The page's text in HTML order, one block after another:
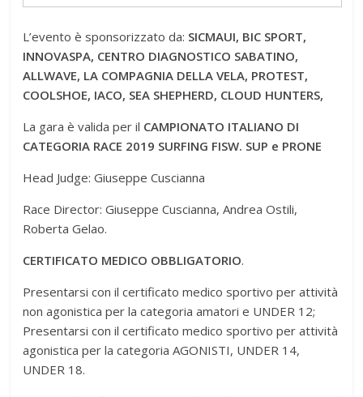
L’evento è sponsorizzato da: SICMAUI, BIC SPORT,
INNOVASPA, CENTRO DIAGNOSTICO SABATINO,
ALLWAVE, LA COMPAGNIA DELLA VELA, PROTEST,
COOLSHOE, IACO, SEA SHEPHERD, CLOUD HUNTERS,
La gara è valida per il CAMPIONATO ITALIANO DI
CATEGORIA RACE 2019 SURFING FISW. SUP e PRONE
Head Judge: Giuseppe Cuscianna
Race Director: Giuseppe Cuscianna, Andrea Ostili,
Roberta Gelao.
CERTIFICATO MEDICO OBBLIGATORIO.
Presentarsi con il certificato medico sportivo per attività
non agonistica per la categoria amatori e UNDER 12;
Presentarsi con il certificato medico sportivo per attività
agonistica per la categoria AGONISTI, UNDER 14,
UNDER 18.